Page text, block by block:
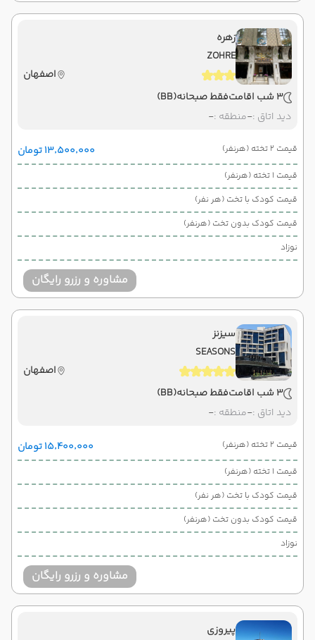
زهره
ZOHRE
اصفهان
3 شب اقامت
فقط صبحانه(BB)
دید اتاق :-منطقه :-
قیمت 2 تخته (هرنفر) ۱۳٬۵۰۰٬۰۰۰ تومان
قیمت 1 تخته (هرنفر)
قیمت کودک با تخت (هر نفر)
قیمت کودک بدون تخت (هرنفر)
نوزاد
مشاوره و رزرو رایگان
سیزنز
SEASONS
اصفهان
3 شب اقامت
فقط صبحانه(BB)
دید اتاق :-منطقه :-
قیمت 2 تخته (هرنفر) ۱۵٬۴۰۰٬۰۰۰ تومان
قیمت 1 تخته (هرنفر)
قیمت کودک با تخت (هر نفر)
قیمت کودک بدون تخت (هرنفر)
نوزاد
مشاوره و رزرو رایگان
پیروزی